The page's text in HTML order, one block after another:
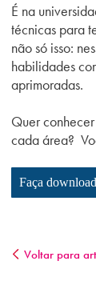
É na
técnicas para
não só isso:
habilidades
aprimoradas.
Quer
cada área?
Faça
Voltar para